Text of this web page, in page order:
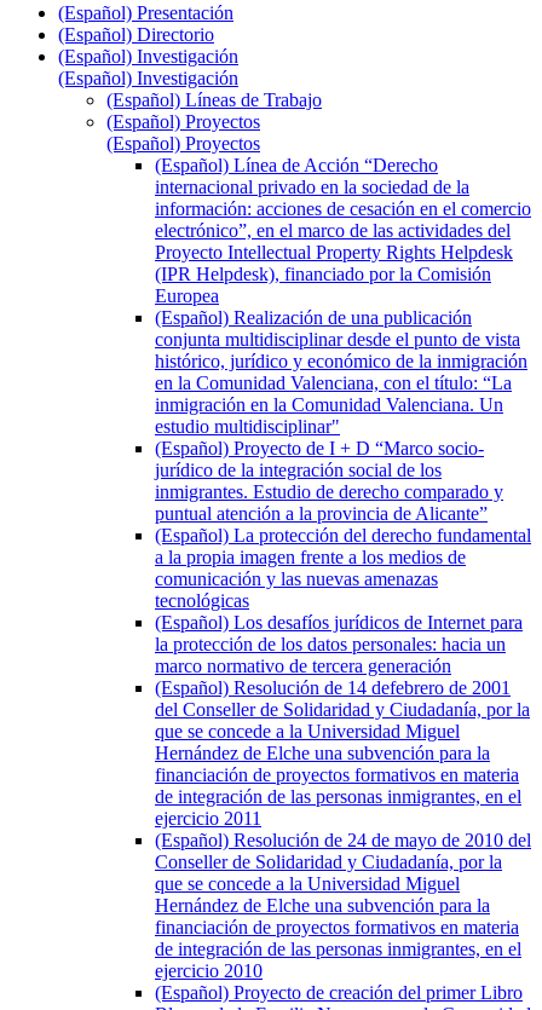
(Español) Presentación
(Español) Directorio
(Español) Investigación
(Español) Investigación
(Español) Líneas de Trabajo
(Español) Proyectos
(Español) Proyectos
(Español) Línea de Acción “Derecho
internacional privado en la sociedad de la
información: acciones de cesación en el comercio
electrónico”, en el marco de las actividades del
Proyecto Intellectual Property Rights Helpdesk
(IPR Helpdesk), financiado por la Comisión
Europea
(Español) Realización de una publicación
conjunta multidisciplinar desde el punto de vista
histórico, jurídico y económico de la inmigración
en la Comunidad Valenciana, con el título: “La
inmigración en la Comunidad Valenciana. Un
estudio multidisciplinar"
(Español) Proyecto de I + D “Marco socio-
jurídico de la integración social de los
inmigrantes. Estudio de derecho comparado y
puntual atención a la provincia de Alicante”
(Español) La protección del derecho fundamental
a la propia imagen frente a los medios de
comunicación y las nuevas amenazas
tecnológicas
(Español) Los desafíos jurídicos de Internet para
la protección de los datos personales: hacia un
marco normativo de tercera generación
(Español) Resolución de 14 defebrero de 2001
del Conseller de Solidaridad y Ciudadanía, por la
que se concede a la Universidad Miguel
Hernández de Elche una subvención para la
financiación de proyectos formativos en materia
de integración de las personas inmigrantes, en el
ejercicio 2011
(Español) Resolución de 24 de mayo de 2010 del
Conseller de Solidaridad y Ciudadanía, por la
que se concede a la Universidad Miguel
Hernández de Elche una subvención para la
financiación de proyectos formativos en materia
de integración de las personas inmigrantes, en el
ejercicio 2010
(Español) Proyecto de creación del primer Libro